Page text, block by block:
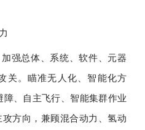
强总体、系统、软件、元器
关。瞄准无人化、智能化方
、自主飞行、智能集群作业
方向，兼顾混合动力、氢动